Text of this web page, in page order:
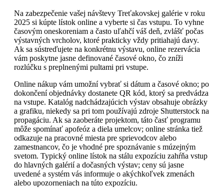
Na zabezpečenie vašej návštevy Treťakovskej galérie v roku
2025 si kúpte lístok online a vyberte si čas vstupu. To vyhne
časovým oneskoreniam a často uľahčí váš deň, zvlášť počas
výstavných vrcholov, ktoré prakticky vždy pritiahajú davy.
Ak sa sústreďujete na konkrétnu výstavu, online rezervácia
vám poskytne jasne definované časové okno, čo zníži
rozlúčku s preplnenými pultami pri vstupe.
Online nákup vám umožní vybrať si dátum a časové okno; po
dokončení objednávky dostanete QR kód, ktorý sa predvádza
na vstupe. Katalóg nadchádzajúcich výstav obsahuje obrázky
a grafiku, niekedy sa pri tom používajú zdroje Shutterstock na
propagáciu. Ak sa zaoberáte projektom, táto časť programu
môže spomínať apofeóz a diela umelcov; online stránka tiež
odkazuje na pracovné miesta pre sprievodcov alebo
zamestnancov, čo je vhodné pre spoznávanie s múzejným
svetom. Typický online lístok na stálu expozíciu zahŕňa vstup
do hlavných galérií a dočasných výstav; ceny sú jasne
uvedené a systém vás informuje o akýchkoľvek zmenách
alebo upozorneniach na túto expozíciu.